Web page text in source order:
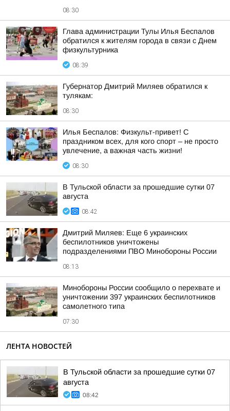
08:30
Глава администрации Тулы Илья Беспалов
обратился к жителям города в связи с Днем
физкультурника
08:39
Губернатор Дмитрий Миляев обратился к
тулякам:
08:30
Илья Беспалов: Физкульт-привет! С
праздником всех, для кого спорт – не просто
увлечение, а важная часть жизни!
08:30
В Тульской области за прошедшие сутки 07
августа
08:42
Дмитрий Миляев: Еще 6 украинских
беспилотников уничтожены
подразделениями ПВО Минобороны России
08:13
Минобороны России сообщило о перехвате и
уничтожении 397 украинских беспилотников
самолетного типа
07:30
ЛЕНТА НОВОСТЕЙ
В Тульской области за прошедшие сутки 07
августа
08:42